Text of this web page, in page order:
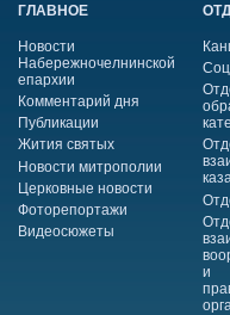
ГЛАВНОЕ
Новости
Набережночелнинской
епархии
Комментарий дня
Публикации
Жития святых
Новости митрополии
Церковные новости
Фоторепортажи
Видеосюжеты
и